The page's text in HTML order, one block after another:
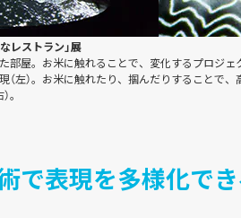
レストラン」展
部屋。お米に触れることで、変化するプロジ
（左）。お米に触れたり、掴んだりすることで
。
で表現を多様化で